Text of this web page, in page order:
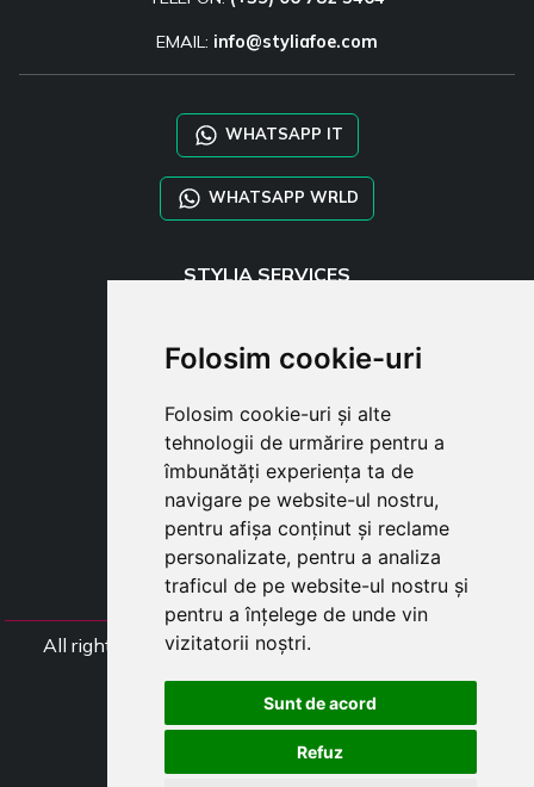
Folosim cookie-uri
Folosim cookie-uri și alte
tehnologii de urmărire pentru a
îmbunătăți experiența ta de
navigare pe website-ul nostru,
pentru afișa conținut și reclame
personalizate, pentru a analiza
traficul de pe website-ul nostru și
pentru a înțelege de unde vin
vizitatorii noștri.
Sunt de acord
Refuz
EMAIL: info@styliafoe.com
WHATSAPP IT
WHATSAPP WRLD
STYLIA SERVICES
TAYLOR MADE ORDERS
DROPSHIPPING
USER
SUBSCRIBE
AUTENTIFICARE
CART
All rights Styliafoe s.r.l. © 2025 - Numar TVA (Codul
Follow us